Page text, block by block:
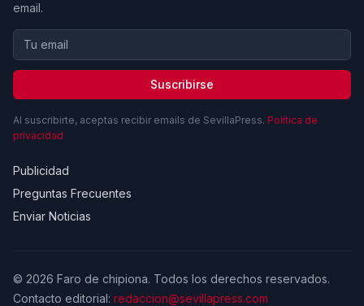
email.
Suscribirse
Al suscribirte, aceptas recibir emails de SevillaPress. Política de
privacidad
Publicidad
Preguntas Frecuentes
Enviar Noticias
© 2026 Faro de chipiona. Todos los derechos reservados.
Contacto editorial: redaccion@sevillapress.com